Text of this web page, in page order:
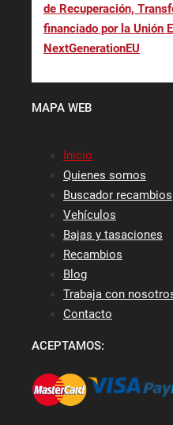
de Recuperación,
financiado por la Unión
NextGenerationEU
MAPA WEB
Inicio
Quienes somos
Buscador recambios
Vehículos
Bajas y tasaciones
Recambios
Blog
Trabaja con
Contacto
ACEPTAMOS: